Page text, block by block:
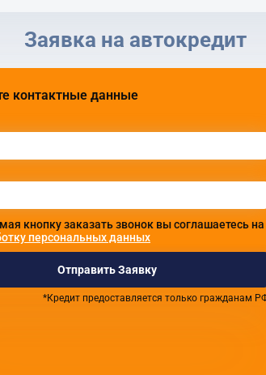
Заявка на автокредит
контактные данные
кнопку заказать звонок вы соглашаетесь на
персональных данных
Отправить Заявку
*Кредит предоставляется только гражданам